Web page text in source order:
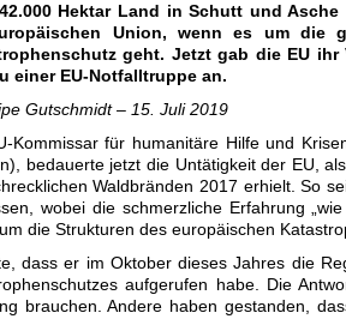
Hektar Land in Schutt und
Union, wenn es um die
geht. Jetzt gab die EU
einer EU-Notfalltruppe an.
Gutschmidt – 15. Juli 2019
Kommissar für humanitäre Hilfe und
bedauerte jetzt die Untätigkeit der EU,
Waldbränden 2017 erhielt. So
wobei die schmerzliche Erfahrung
die Strukturen des europäischen
dass er im Oktober dieses Jahres die
aufgerufen habe. Die
brauchen. Andere haben gestanden,